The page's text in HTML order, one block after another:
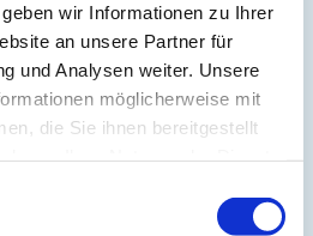
wir Informationen zu Ihrer
an unsere Partner für
und Analysen weiter. Unsere
möglicherweise mit
die Sie ihnen bereitgestellt